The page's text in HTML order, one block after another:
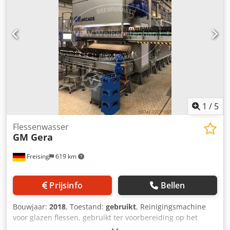
Plaatsing/positie: in een staande behuizing op poten.
Uitrusting: flessentransport, behuizing, bedieningspaneel.
1 / 5
Freising 619 km
Flessenwasser
GM Gera
Prijsinfo Bellen
Bouwjaar: 2018, Toestand: gebruikt, Reinigingsmachine
voor glazen flessen, gebruikt ter voorbereiding op het